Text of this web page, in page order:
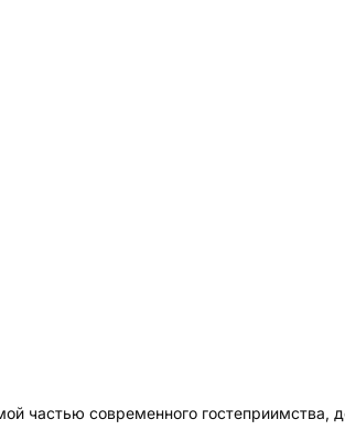
частью современного гостеприимства,